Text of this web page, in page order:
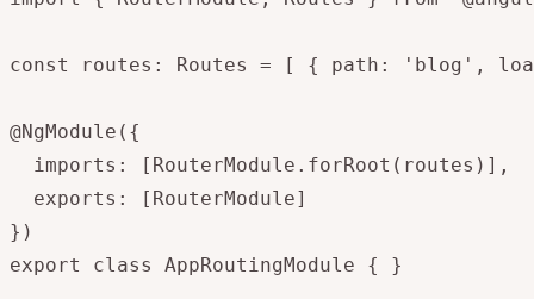
const routes: Routes = [ { path: 'blog',
@NgModule({
  imports: [RouterModule.forRoot(routes)],
  exports: [RouterModule]
})